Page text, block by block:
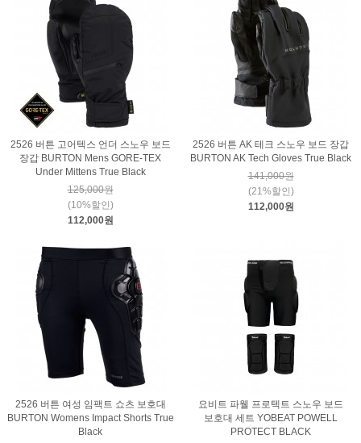
2526 버튼 고어텍스 언더 스노우 보드
장갑 BURTON Mens GORE-TEX
Under Mittens True Black
125,000원
(10%할인)
112,000원
2526 버튼 AK 테크 스노우 보드 장갑
BURTON AK Tech Gloves True Black
141,000원
(21%할인)
112,000원
2526 버튼 여성 임팩트 쇼츠 보호대
BURTON Womens Impact Shorts True
Black
요비트 파웰 프로텍트 스노우 보드
보호대 세트 YOBEAT POWELL
PROTECT BLACK